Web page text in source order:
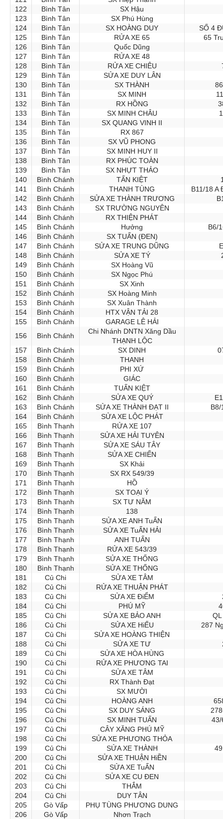
122
Bình Tân
SX Hậu
123
Bình Tân
SX Phú Hùng
124
Bình Tân SX HOÀNG DUY
SỐ 4
125
Bình Tân RỬA XE 65
65
126
Bình Tân
Quốc Dũng
127
Bình Tân
RỬA XE 48
128
Bình Tân RỬA XE CHIÊU
129
Bình Tân
SỬA XE DUY LÂN
130
Bình Tân SX THÀNH
131
Bình Tân SX MINH
132
Bình Tân RX HỒNG
133
Bình Tân SX MINH CHÂU
134
Bình Tân
SX QUANG VINH II
135
Bình Tân
RX 867
136
Bình Tân
SX VŨ PHONG
137
Bình Tân
SX MINH HUY II
138
Bình Tân
RX PHÚC TOÀN
139
Bình Tân
SX NHỰT THẢO
140
Bình Chánh TẤN KIỆT
141
Bình Chánh THANH TÙNG
B11/18 A
142
Bình Chánh SỬA XE THÀNH TRƯƠNG
143
Bình Chánh
SX TRƯỜNG NGUYÊN
144
Bình Chánh
RX THIỆN PHÁT
145
Bình Chánh Hưởng
B6/
146
Bình Chánh
SX TUẤN (ĐEN)
147
Bình Chánh SỬA XE TRUNG DŨNG
148
Bình Chánh SỬA XE TÝ
149
Bình Chánh
SX Hoàng Vũ
150
Bình Chánh
SX Ngọc Phú
151
Bình Chánh
SX Xinh
152
Bình Chánh
SX Hoàng Minh
153
Bình Chánh
SX Xuân Thành
154
Bình Chánh
HTX VẬN TẢI 28
155
Bình Chánh
GARAGE LÊ HẢI
156
Bình Chánh
Chi Nhánh DNTN Xăng Dầu
THẠNH LỘC
157
Bình Chánh SX DINH
158
Bình Chánh
THANH
159
Bình Chánh
PHI XỨ
160
Bình Chánh
GIÁC
161
Bình Chánh
TUẤN KIỆT
162
Bình Chánh SỬA XE QUÝ
163
Bình Chánh SỬA XE THÀNH ĐẠT II
B8/
164
Bình Chánh
SỬA XE LỘC PHÁT
165
Bình Thạnh
RỬA XE 107
166
Bình Thạnh
SỬA XE HẢI TUYÊN
167
Bình Thạnh
SỬA XE SÁU TÂY
168
Bình Thạnh
SỬA XE CHIẾN
169
Bình Thạnh
SX Khải
170
Bình Thạnh
SX RX 549/39
171
Bình Thạnh
HỒ
172
Bình Thạnh
SX TOẠI Ý
173
Bình Thạnh
SX TƯ NĂM
174
Bình Thạnh
138
175
Bình Thạnh
SỬA XE ANH TuẤN
176
Bình Thạnh
SỬA XE TuẤN HẢI
177
Bình Thạnh
ANH TUẤN
178
Bình Thạnh
RỬA XE 543/39
179
Bình Thạnh
SỬA XE THỐNG
180
Bình Thạnh
SỬA XE THỐNG
181
Củ Chi
SỬA XE TÂM
182
Củ Chi
RỬA XE THUẬN PHÁT
183
Củ Chi SỬA XE ĐiỂM
184
Củ Chi PHÚ MỸ
185
Củ Chi SỬA XE BẢO ANH
186
Củ Chi SỬA XE HiẾU
287
187
Củ Chi
SỬA XE HOÀNG THIỆN
188
Củ Chi SỬA XE TƯ
189
Củ Chi
SỬA XE HÒA HÙNG
190
Củ Chi
RỬA XE PHƯƠNG TAI
191
Củ Chi
SỬA XE TÂM
192
Củ Chi
RX Thành Đạt
193
Củ Chi
SX MƯỜI
194
Củ Chi HOÀNG ANH
195
Củ Chi SX DUY SÁNG
196
Củ Chi SX MINH TUẤN
43/
197
Củ Chi
CÂY XĂNG PHÚ MỸ
198
Củ Chi
SỬA XE PHƯƠNG THỎA
199
Củ Chi SỬA XE THÀNH
200
Củ Chi
SỬA XE THUẬN HiỀN
201
Củ Chi
SỬA XE TuẤN
202
Củ Chi
SỬA XE CU ĐEN
203
Củ Chi
THẮM
204
Củ Chi
DUY TÂN
205
Gò Vấp
PHỤ TÙNG PHƯƠNG DUNG
206
Gò Vấp
Nhơn Trạch